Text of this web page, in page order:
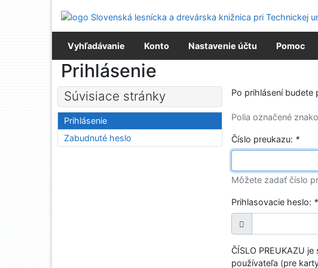
Prejsť na menu
Prehlásenie o webovej prístupnosti
Vyhľadávanie Konto Nastavenie účtu Pomoc
Prihlásenie
Po prihlásení budete
Polia označené
Číslo preukazu: *
Môžete zadať číslo
Prihlasovacie heslo: *
ČÍSLO PREUKAZU
používateľa (pre
Súvisiace stránky
Prihlásenie
Zabudnuté heslo